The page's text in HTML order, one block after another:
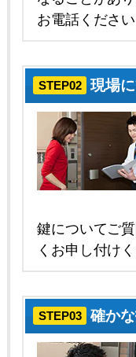
お電話ください
STEP02 現場
鍵についてご
くお申し付けく
STEP03 確か